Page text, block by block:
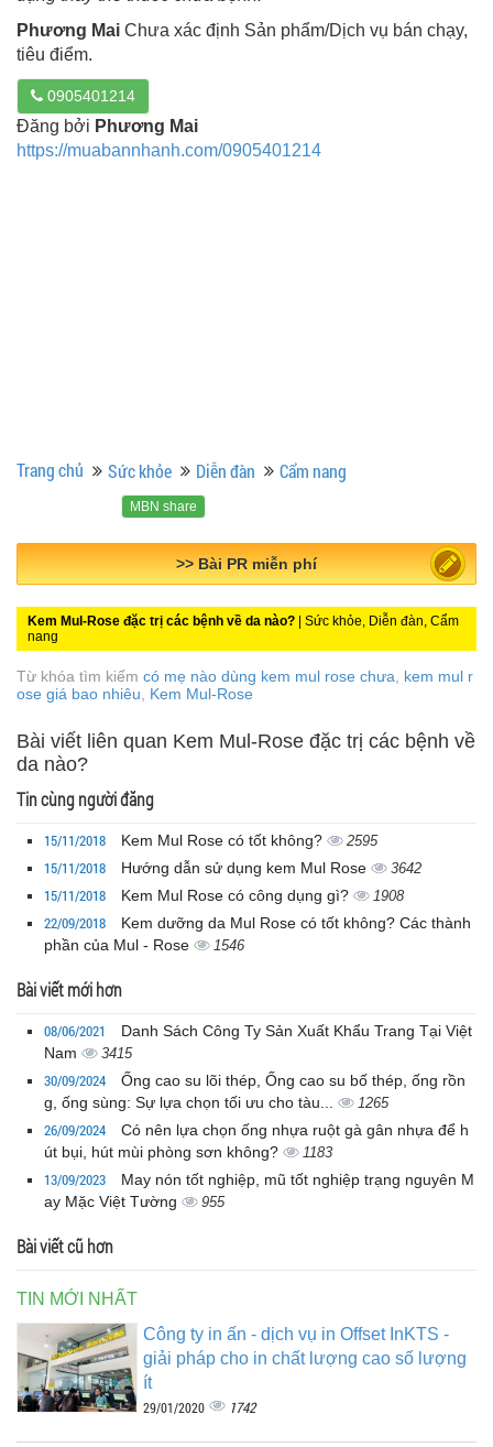
Phương Mai Chưa xác định Sản phẩm/Dịch vụ bán chạy,
tiêu điểm.
0905401214
Đăng bởi Phương Mai
https://muabannhanh.com/0905401214
Trang chủ Sức khỏe Diễn đàn Cẩm nang
MBN share
>> Quảng cáo miễn phí
Kem Mul-Rose đặc trị các bệnh về da nào? | Sức khỏe, Diễn đàn, Cẩm
nang
Từ khóa tìm kiếm có mẹ nào dùng kem mul rose chưa, kem mul r
ose giá bao nhiêu, Kem Mul-Rose
Bài viết liên quan Kem Mul-Rose đặc trị các bệnh về
da nào?
Tin cùng người đăng
15/11/2018 Kem Mul Rose có tốt không? 2595
15/11/2018 Hướng dẫn sử dụng kem Mul Rose 3642
15/11/2018 Kem Mul Rose có công dụng gì? 1908
22/09/2018
Kem dưỡng da Mul Rose có tốt không? Các thành
phần của Mul - Rose
1546
Bài viết mới hơn
08/06/2021
Danh Sách Công Ty Sản Xuất Khẩu Trang Tại Việt
Nam
3415
30/09/2024
Ống cao su lõi thép, Ống cao su bố thép, ống rồn
g, ống sùng: Sự lựa chọn tối ưu cho tàu...
1265
26/09/2024
Có nên lựa chọn ống nhựa ruột gà gân nhựa để h
út bụi, hút mùi phòng sơn không?
1183
13/09/2023
May nón tốt nghiệp, mũ tốt nghiệp trạng nguyên M
ay Mặc Việt Tường
955
Bài viết cũ hơn
TIN MỚI NHẤT
Công ty in ấn - dịch vụ in Offset InKTS -
giải pháp cho in chất lượng cao số lượng
ít
29/01/2020 1742